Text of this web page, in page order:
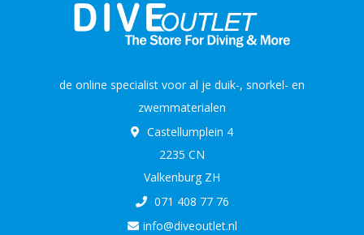
de online specialist voor al je duik-, snorkel- en
zwemmaterialen
Castellumplein 4
2235 CN
Valkenburg ZH
071 408 77 76
info@diveoutlet.nl